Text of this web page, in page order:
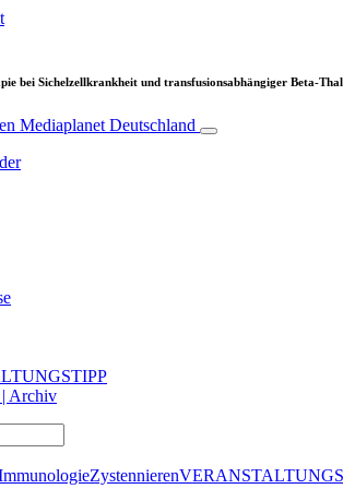
bei Sichelzellkrankheit und transfusionsabhängiger Beta-
Mediaplanet Deutschland
Archiv
Zystennieren